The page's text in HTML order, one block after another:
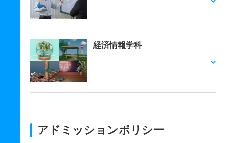
経済情報学科
アドミッションポリシー